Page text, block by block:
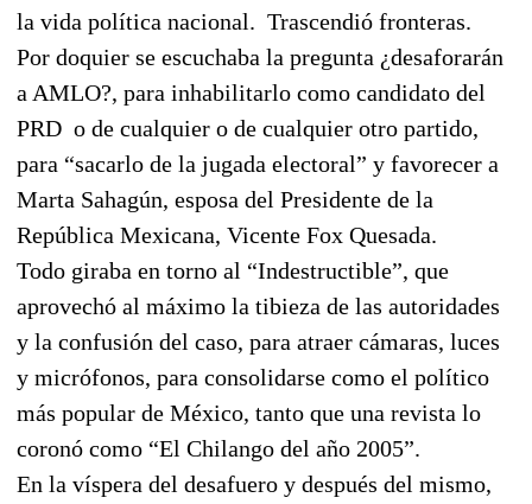
la vida política nacional. Trascendió fronteras.
Por doquier se escuchaba la pregunta ¿desaforarán
a AMLO?, para inhabilitarlo como candidato del
PRD o de cualquier o de cualquier otro partido,
para “sacarlo de la jugada electoral” y favorecer a
Marta Sahagún, esposa del Presidente de la
República Mexicana, Vicente Fox Quesada.
Todo giraba en torno al “Indestructible”, que
aprovechó al máximo la tibieza de las autoridades
y la confusión del caso, para atraer cámaras, luces
y micrófonos, para consolidarse como el político
más popular de México, tanto que una revista lo
coronó como “El Chilango del año 2005”.
En la víspera del desafuero y después del mismo,